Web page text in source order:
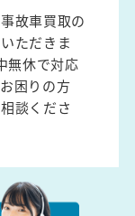
故車買取の
ただきま
無休で対応
困りの方
談くださ